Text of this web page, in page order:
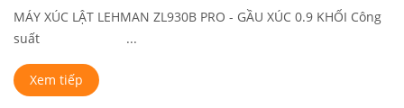
MÁY XÚC LẬT LEHMAN ZL930B PRO - GẦU XÚC 0.9 KHỐI Công
suất ...
Xem tiếp